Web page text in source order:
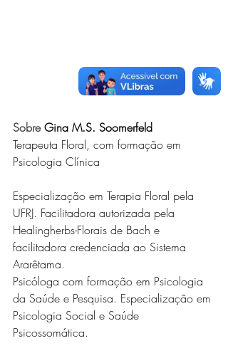
Sobre Gina M.S. Soomerfeld
Terapeuta Floral, com formação em
Psicologia Clínica
Especialização em Terapia Floral pela
UFRJ. Facilitadora autorizada pela
Healingherbs-Florais de Bach e
facilitadora credenciada ao Sistema
Ararêtama.
Psicóloga com formação em Psicologia
da Saúde e Pesquisa. Especialização em
Psicologia Social e Saúde
Psicossomática.